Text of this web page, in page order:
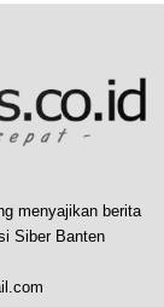
menyajikan berita
Siber Banten